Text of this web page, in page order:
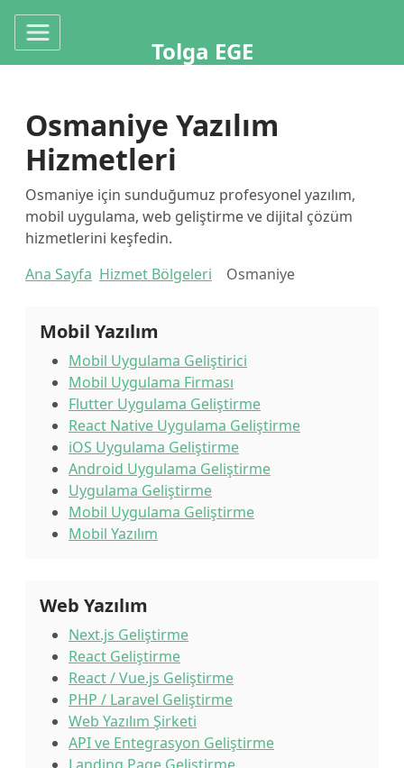
Tolga EGE
Osmaniye Yazılım
Hizmetleri
Osmaniye için sunduğumuz profesyonel yazılım,
mobil uygulama, web geliştirme ve dijital çözüm
hizmetlerini keşfedin.
Ana Sayfa Hizmet Bölgeleri Osmaniye
Mobil Yazılım
Mobil Uygulama Geliştirici
Mobil Uygulama Firması
Flutter Uygulama Geliştirme
React Native Uygulama Geliştirme
iOS Uygulama Geliştirme
Android Uygulama Geliştirme
Uygulama Geliştirme
Mobil Uygulama Geliştirme
Mobil Yazılım
Web Yazılım
Next.js Geliştirme
React Geliştirme
React / Vue.js Geliştirme
PHP / Laravel Geliştirme
Web Yazılım Şirketi
API ve Entegrasyon Geliştirme